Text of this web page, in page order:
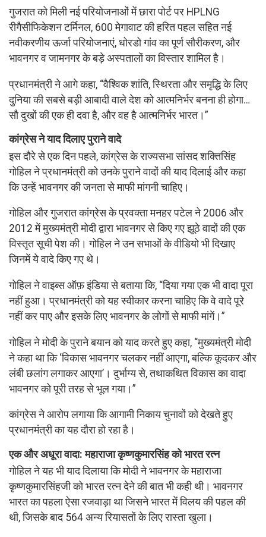
गुजरात को मिली नई परियोजनाओं में छारा पोर्ट पर HPLNG
रीगैसीफिकेशन टर्मिनल, 600 मेगावाट की हरित पहल सहित नई
नवीकरणीय ऊर्जा परियोजनाएं, धोरडो गांव का पूर्ण सौरीकरण, और
भावनगर व जामनगर के बड़े अस्पतालों का विस्तार शामिल है।
प्रधानमंत्री ने आगे कहा, “वैश्विक शांति, स्थिरता और समृद्धि के लिए
दुनिया की सबसे बड़ी आबादी वाले देश को आत्मनिर्भर बनना ही होगा…
सौ दुखों की एक ही दवा है, और वह है आत्मनिर्भर भारत।”
कांग्रेस ने याद दिलाए पुराने वादे
इस दौरे से एक दिन पहले, कांग्रेस के राज्यसभा सांसद शक्तिसिंह
गोहिल ने प्रधानमंत्री को उनके पुराने वादों की याद दिलाई और कहा
कि उन्हें भावनगर की जनता से माफी मांगनी चाहिए।
गोहिल और गुजरात कांग्रेस के प्रवक्ता मनहर पटेल ने 2006 और
2012 में मुख्यमंत्री मोदी द्वारा भावनगर से किए गए झूठे वादों की एक
विस्तृत सूची पेश की। गोहिल ने उन सभाओं के वीडियो भी दिखाए
जिनमें ये वादे किए गए थे।
गोहिल ने वाइब्स ऑफ़ इंडिया से बताया कि, “दिया गया एक भी वादा पूरा
नहीं हुआ। प्रधानमंत्री को यह स्वीकार करना चाहिए कि वे वादे पूरे
नहीं कर पाए और इसके लिए भावनगर के लोगों से माफी मांगें।”
गोहिल ने मोदी के पुराने बयान को याद करते हुए कहा, “मुख्यमंत्री मोदी
ने कहा था कि ‘विकास भावनगर चलकर नहीं आएगा, बल्कि कूदकर और
लंबी छलांग लगाकर आएगा’। दुर्भाग्य से, तथाकथित विकास का वादा
भावनगर को पूरी तरह से भूल गया।”
कांग्रेस ने आरोप लगाया कि आगामी निकाय चुनावों को देखते हुए
प्रधानमंत्री का यह दौरा हो रहा है।
एक और अधूरा वादा: महाराजा कृष्णकुमारसिंह को भारत रत्न
गोहिल ने यह भी याद दिलाया कि मोदी ने भावनगर के महाराजा
कृष्णकुमारसिंहजी को भारत रत्न देने की बात भी कही थी। भावनगर
भारत का पहला ऐसा रजवाड़ा था जिसने भारत में विलय की पहल की
थी, जिसके बाद 564 अन्य रियासतों के लिए रास्ता खुला।